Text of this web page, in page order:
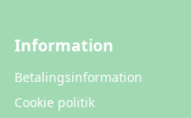
Information
Betalingsinformation
Cookie politik